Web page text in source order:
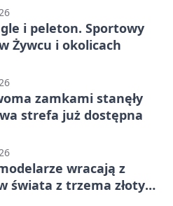
i peleton. Sportowy
Żywcu i okolicach
zamkami stanęły
strefa już dostępna
wracają z
świata z trzema złotymi